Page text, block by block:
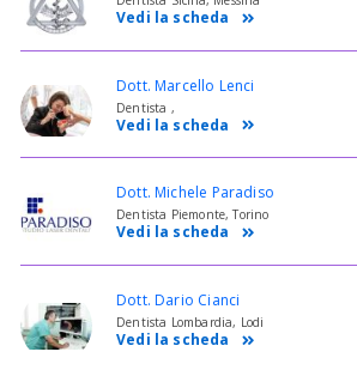
Vedi la scheda
Dott. Marcello Lenci
Dentista ,
Vedi la scheda
Dott. Michele Paradiso
Dentista Piemonte, Torino
Vedi la scheda
Dott. Dario Cianci
Dentista Lombardia, Lodi
Vedi la scheda